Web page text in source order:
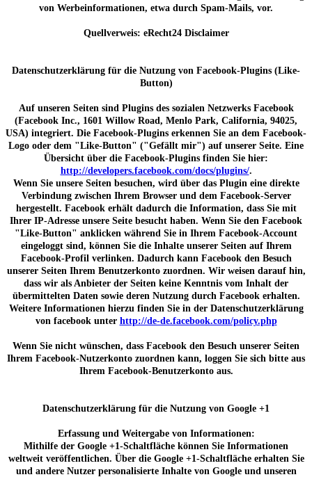
von Werbeinformationen, etwa durch Spam-Mails, vor.
Quellverweis: eRecht24 Disclaimer
Datenschutzerklärung für die Nutzung von Facebook-Plugins (Like-
Button)
Auf unseren Seiten sind Plugins des sozialen Netzwerks Facebook
(Facebook Inc., 1601 Willow Road, Menlo Park, California, 94025,
USA) integriert. Die Facebook-Plugins erkennen Sie an dem Facebook-
Logo oder dem "Like-Button" ("Gefällt mir") auf unserer Seite. Eine
Übersicht über die Facebook-Plugins finden Sie hier:
http://developers.facebook.com/docs/plugins/.
Wenn Sie unsere Seiten besuchen, wird über das Plugin eine direkte
Verbindung zwischen Ihrem Browser und dem Facebook-Server
hergestellt. Facebook erhält dadurch die Information, dass Sie mit
Ihrer IP-Adresse unsere Seite besucht haben. Wenn Sie den Facebook
"Like-Button" anklicken während Sie in Ihrem Facebook-Account
eingeloggt sind, können Sie die Inhalte unserer Seiten auf Ihrem
Facebook-Profil verlinken. Dadurch kann Facebook den Besuch
unserer Seiten Ihrem Benutzerkonto zuordnen. Wir weisen darauf hin,
dass wir als Anbieter der Seiten keine Kenntnis vom Inhalt der
übermittelten Daten sowie deren Nutzung durch Facebook erhalten.
Weitere Informationen hierzu finden Sie in der Datenschutzerklärung
von facebook unter http://de-de.facebook.com/policy.php
Wenn Sie nicht wünschen, dass Facebook den Besuch unserer Seiten
Ihrem Facebook-Nutzerkonto zuordnen kann, loggen Sie sich bitte aus
Ihrem Facebook-Benutzerkonto aus.
Datenschutzerklärung für die Nutzung von Google +1
Erfassung und Weitergabe von Informationen:
Mithilfe der Google +1-Schaltfläche können Sie Informationen
weltweit veröffentlichen. Über die Google +1-Schaltfläche erhalten Sie
und andere Nutzer personalisierte Inhalte von Google und unseren